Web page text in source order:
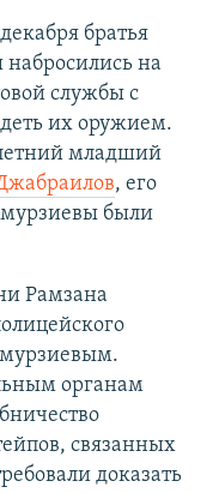
братья
на
службы с
их оружием.
младший
, его
были
Рамзана
органам
связанных
доказать